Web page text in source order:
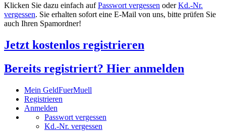
Klicken Sie dazu einfach aufPasswort vergessen oderKd.-Nr.
vergessen. Sie erhalten sofort eine E-Mail von uns, bitte prüfen Sie
auch Ihren Spamordner!
Jetzt kostenlos registrieren
Bereits registriert? Hier anmelden
Mein GeldFuerMuell
Registrieren
Anmelden
Passwort vergessen
Kd.-Nr. vergessen